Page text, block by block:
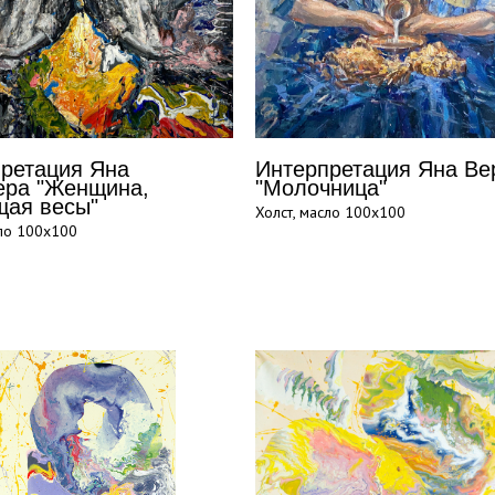
Яна
"Женщина,
весы"
100х100
Интерпретация Яна
"Молочница"
Холст, масло 100х100